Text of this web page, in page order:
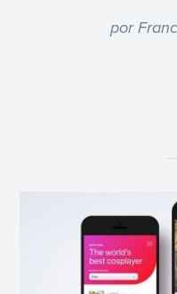
por